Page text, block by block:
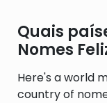
Quais
Nomes
Here's a world
country of